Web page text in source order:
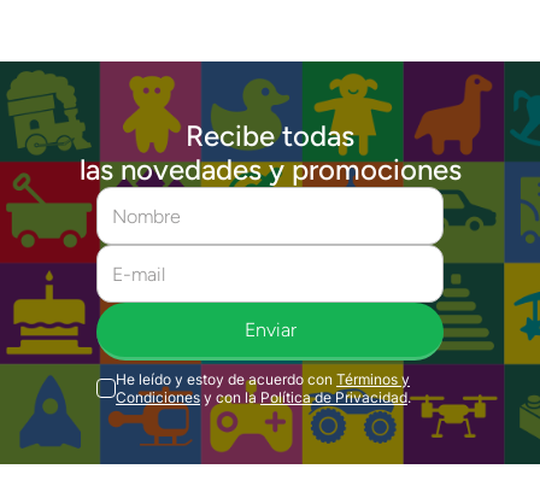
Recibe todas
las novedades y promociones
Enviar
He leído y estoy de acuerdo con Términos y
Condiciones y con la Política de Privacidad.